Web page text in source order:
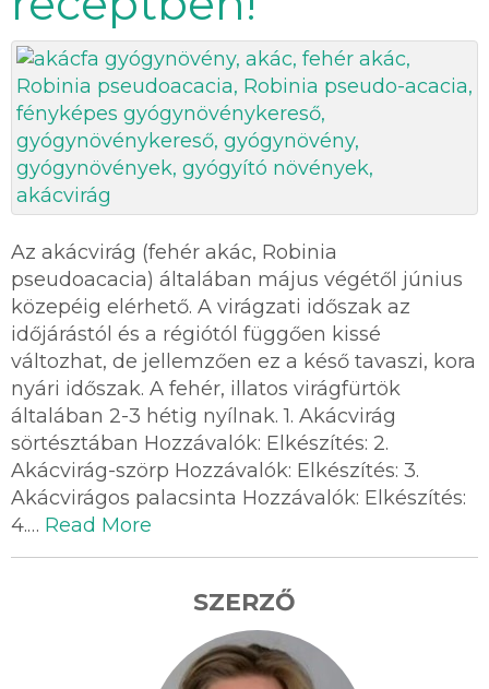
Az akácvirág (fehér akác, Robinia
pseudoacacia) általában május végétől június
közepéig elérhető. A virágzati időszak az
időjárástól és a régiótól függően kissé
változhat, de jellemzően ez a késő tavaszi, kora
nyári időszak. A fehér, illatos virágfürtök
általában 2-3 hétig nyílnak. 1. Akácvirág
sörtésztában Hozzávalók: Elkészítés: 2.
Akácvirág-szörp Hozzávalók: Elkészítés: 3.
Akácvirágos palacsinta Hozzávalók: Elkészítés:
4.… Read More
SZERZŐ